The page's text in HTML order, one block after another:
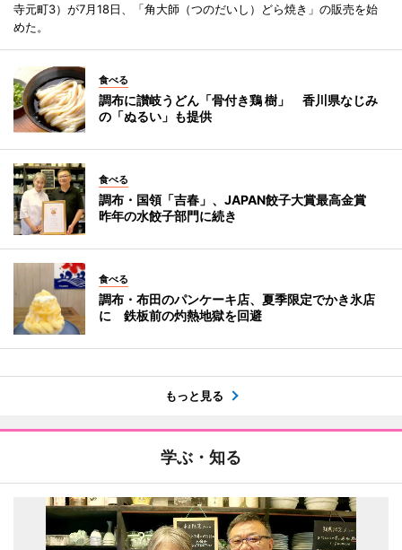
寺元町3）が7月18日、「角大師（つのだいし）どら焼き」の販売を始
めた。
食べる
調布に讃岐うどん「骨付き鶏 樹」 香川県なじみ
の「ぬるい」も提供
食べる
調布・国領「吉春」、JAPAN餃子大賞最高金賞
昨年の水餃子部門に続き
食べる
調布・布田のパンケーキ店、夏季限定でかき氷店
に 鉄板前の灼熱地獄を回避
もっと見る
学ぶ・知る